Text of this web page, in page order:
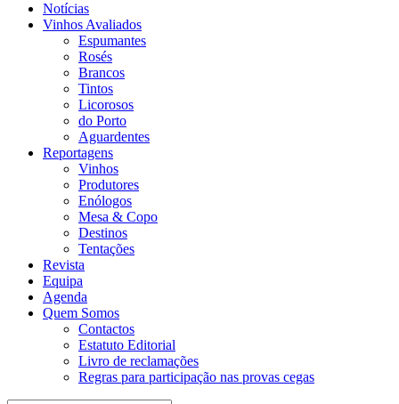
Notícias
Vinhos Avaliados
Espumantes
Rosés
Brancos
Tintos
Licorosos
do Porto
Aguardentes
Reportagens
Vinhos
Produtores
Enólogos
Mesa & Copo
Destinos
Tentações
Revista
Equipa
Agenda
Quem Somos
Contactos
Estatuto Editorial
Livro de reclamações
Regras para participação nas provas cegas